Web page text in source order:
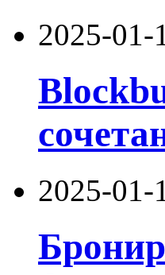
2025-01-
2025-01-